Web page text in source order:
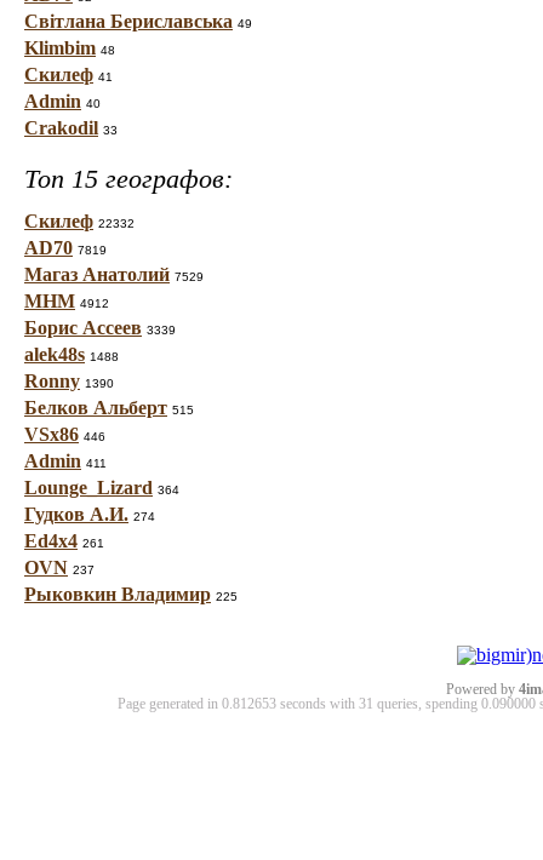
Світлана Бериславська 49
Klimbim 48
Скилеф 41
Admin 40
Crakodil 33
Топ 15 географов:
Скилеф 22332
AD70 7819
Магаз Анатолий 7529
МНМ 4912
Борис Ассеев 3339
alek48s 1488
Ronny 1390
Белков Альберт 515
VSx86 446
Admin 411
Lounge_Lizard 364
Гудков А.И. 274
Ed4x4 261
OVN 237
Рыковкин Владимир 225
Powered by
Page generated in 0.812653 seconds with 31 queries, spending